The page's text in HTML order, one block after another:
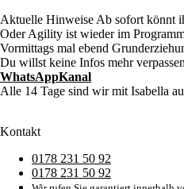
Aktuelle Hinweise Ab sofort könnt
Oder Agility ist wieder im
Vormittags mal ebend
Du willst keine Infos mehr
WhatsAppKanal
Alle 14 Tage sind wir mit Isabella
Kontakt
0178 231 50 92
0178 231 50 92